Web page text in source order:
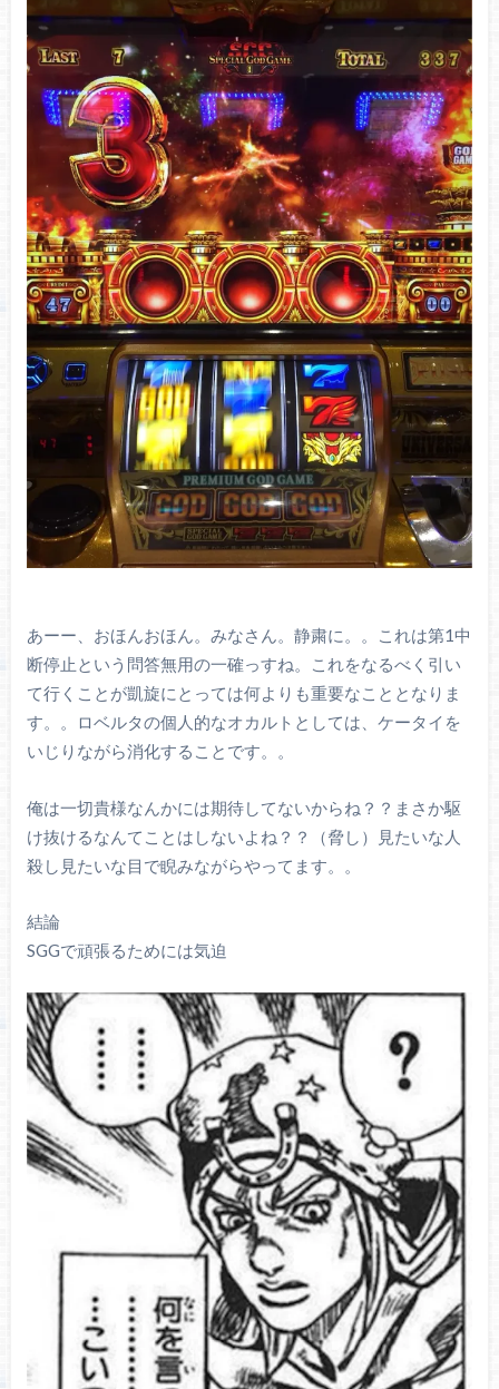
あーー、おほんおほん。みなさん。静粛に。。これは第1中
断停止という問答無用の一確っすね。これをなるべく引い
て行くことが凱旋にとっては何よりも重要なこととなりま
す。。ロベルタの個人的なオカルトとしては、ケータイを
いじりながら消化することです。。
俺は一切貴様なんかには期待してないからね？？まさか駆
け抜けるなんてことはしないよね？？（脅し）見たいな人
殺し見たいな目で睨みながらやってます。。
結論
SGGで頑張るためには気迫